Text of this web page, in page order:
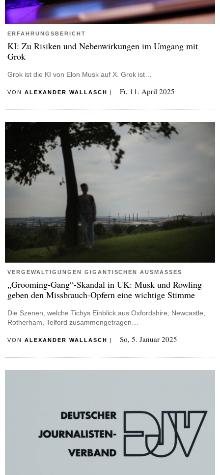
ERFAHRUNGSBERICHT
KI: Zu Risiken und Nebenwirkungen im Umgang mit
Grok
Grok ist die KI von Elon Musk auf X. Grok ist…
VON ALEXANDER WALLASCH Fr, 11. April 2025
VERGEWALTIGUNGEN GIGANTISCHEN AUSMASSES
„Grooming-Gang“-Skandal in UK: Musk und Rowling
geben den Missbrauch-Opfern eine wichtige Stimme
Die Szenen, welche Tichys Einblick aus Oxfordshire, Newcastle,
Rotherham, Telford zusammengetragen…
VON ALEXANDER WALLASCH So, 5. Januar 2025